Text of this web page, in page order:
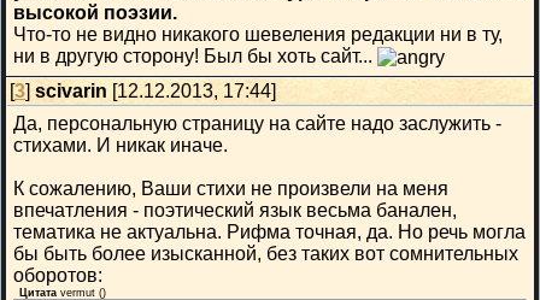
высокой поэзии.
Что-то не видно никакого шевеления редакции ни в ту,
ни в другую сторону! Был бы хоть сайт...
[3] scivarin [12.12.2013, 17:44]
Да, персональную страницу на сайте надо заслужить -
стихами. И никак иначе.
К сожалению, Ваши стихи не произвели на меня
впечатления - поэтический язык весьма банален,
тематика не актуальна. Рифма точная, да. Но речь могла
бы быть более изысканной, без таких вот сомнительных
оборотов:
Цитата vermut ()